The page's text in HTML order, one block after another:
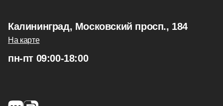
Калининград, Московский просп., 184
На карте
пн-пт 09:00-18:00